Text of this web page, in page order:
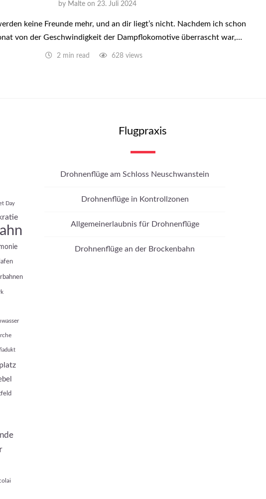
by Malte on23. Juli 2024
keine Freunde mehr, und an dir liegt’s nicht. Nachdem ich schon
von der Geschwindigkeit der Dampflokomotive überrascht war,…
2 min read 628 views
Day
Flugpraxis
Drohnenflüge am Schloss Neuschwanstein
Drohnenflüge in Kontrollzonen
Allgemeinerlaubnis für Drohnenflüge
Drohnenflüge an der Brockenbahn